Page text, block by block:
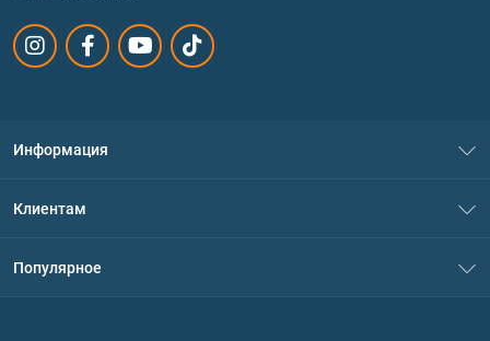
Информация
Политика конфиденциальности
Клиентам
Популярное